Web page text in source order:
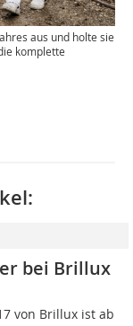
aus und holte sie
komplette
bei Brillux
von Brillux ist ab